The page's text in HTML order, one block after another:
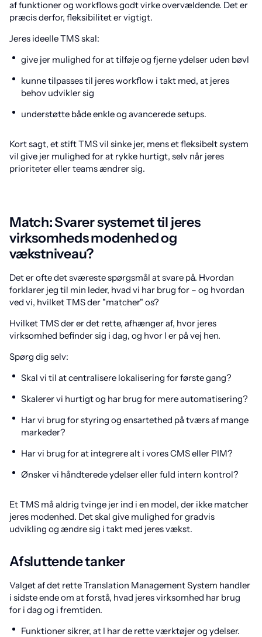
af funktioner og workflows godt virke overvældende. Det er
præcis derfor, fleksibilitet er vigtigt.
Jeres ideelle TMS skal:
give jer mulighed for at tilføje og fjerne ydelser uden bøvl
kunne tilpasses til jeres workflow i takt med, at jeres
behov udvikler sig
understøtte både enkle og avancerede setups.
Kort sagt, et stift TMS vil sinke jer, mens et fleksibelt system
vil give jer mulighed for at rykke hurtigt, selv når jeres
prioriteter eller teams ændrer sig.
Match: Svarer systemet til jeres
virksomheds modenhed og
vækstniveau?
Det er ofte det sværeste spørgsmål at svare på. Hvordan
forklarer jeg til min leder, hvad vi har brug for – og hvordan
ved vi, hvilket TMS der "matcher" os?
Hvilket TMS der er det rette, afhænger af, hvor jeres
virksomhed befinder sig i dag, og hvor I er på vej hen.
Spørg dig selv:
Skal vi til at centralisere lokalisering for første gang?
Skalerer vi hurtigt og har brug for mere automatisering?
Har vi brug for styring og ensartethed på tværs af mange
markeder?
Har vi brug for at integrere alt i vores CMS eller PIM?
Ønsker vi håndterede ydelser eller fuld intern kontrol?
Et TMS må aldrig tvinge jer ind i en model, der ikke matcher
jeres modenhed. Det skal give mulighed for gradvis
udvikling og ændre sig i takt med jeres vækst.
Afsluttende tanker
Valget af det rette Translation Management System handler
i sidste ende om at forstå, hvad jeres virksomhed har brug
for i dag og i fremtiden.
Funktioner sikrer, at I har de rette værktøjer og ydelser.